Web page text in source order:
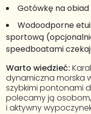
Gotówkę na obiad
Wodoodporne
sportową
speedboatami
Warto wiedzieć:
dynamiczna morska
szybkimi pontonami
polecamy ją
i aktywny